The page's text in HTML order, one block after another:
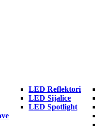
LED Reflektori
LED Sijalice
LED Spotlight